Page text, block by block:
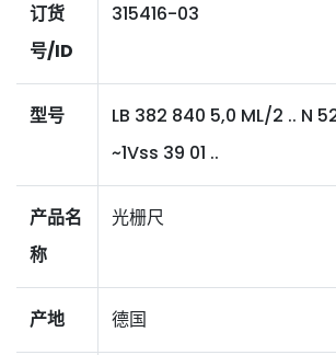
订货
号/ID
315416-03
型号
LB 382 840 5,0 ML/2 .. N
~1Vss 39 01 ..
产品名
称
光栅尺
产地 德国